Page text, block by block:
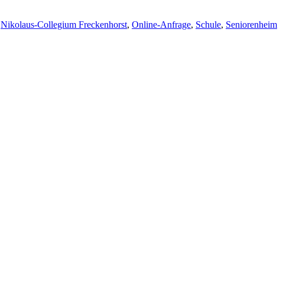
Nikolaus-Collegium Freckenhorst, Online-Anfrage, Schule, Seniorenheim